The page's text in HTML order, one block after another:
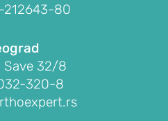
212643-80
Save 32/8
320-8